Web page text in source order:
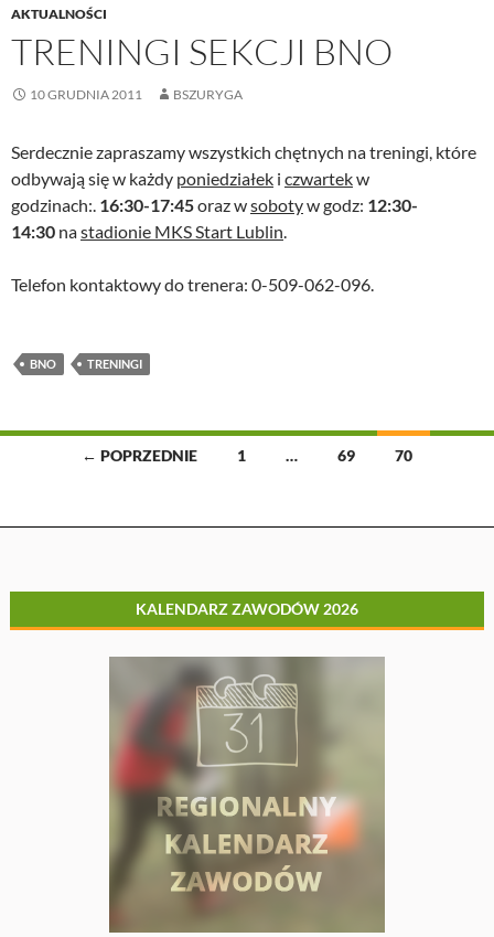
AKTUALNOŚCI
TRENINGI SEKCJI BNO
10 GRUDNIA 2011 BSZURYGA
Serdecznie zapraszamy wszystkich chętnych na treningi, które
odbywają się w każdy poniedziałek i czwartekw
godzinach:. 16:30-17:45oraz wsobotyw godz: 12:30-
14:30 nastadionie MKS Start Lublin.
Telefon kontaktowy do trenera: 0-509-062-096.
BNO TRENINGI
Nawigacja
wpisach
← POPRZEDNIE 1 … 69 70
KALENDARZ ZAWODÓW 2026